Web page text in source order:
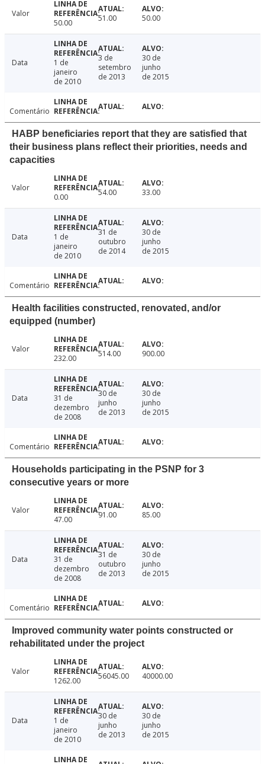
Valor
50.00
51.00 50.00
Data
1 de
janeiro
de 2010
3 de
setembro
de 2013
30 de
junho
de 2015
Comentário
HABP beneficiaries report that they are satisfied that
their business plans reflect their priorities, needs and
capacities
Valor
0.00
54.00 33.00
Data
1 de
janeiro
de 2010
31 de
outubro
de 2014
30 de
junho
de 2015
Comentário
Health facilities constructed, renovated, and/or
equipped (number)
Valor
232.00
514.00 900.00
Data
31 de
dezembro
de 2008
30 de
junho
de 2013
30 de
junho
de 2015
Comentário
Households participating in the PSNP for 3
consecutive years or more
Valor
47.00
91.00 85.00
Data
31 de
dezembro
de 2008
31 de
outubro
de 2013
30 de
junho
de 2015
Comentário
Improved community water points constructed or
rehabilitated under the project
Valor
1262.00
56045.00 40000.00
Data
1 de
janeiro
de 2010
30 de
junho
de 2013
30 de
junho
de 2015